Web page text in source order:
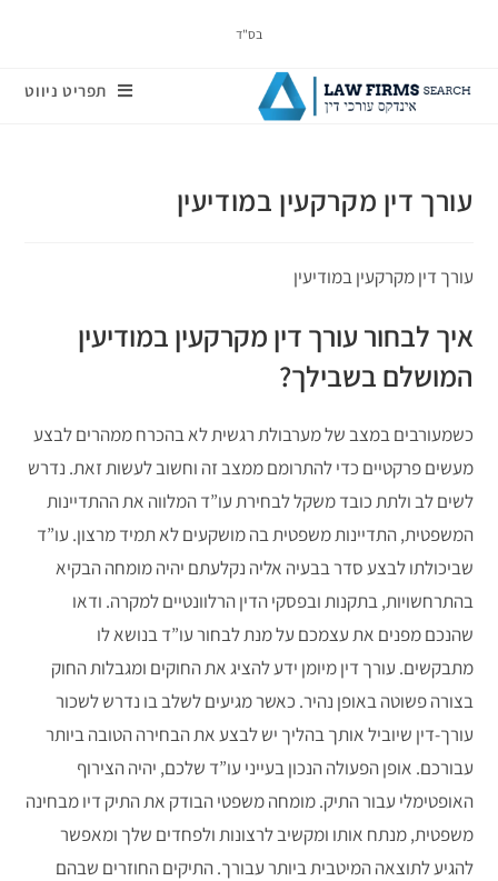
בס"ד
תפריט ניווט
עורך דין מקרקעין במודיעין
עורך דין מקרקעין במודיעין
איך לבחור עורך דין מקרקעין במודיעין
המושלם בשבילך?
כשמעורבים במצב של מערבולת רגשית לא בהכרח ממהרים לבצע
מעשים פרקטיים כדי להתרומם ממצב זה וחשוב לעשות זאת. נדרש
לשים לב ולתת כובד משקל לבחירת עו”ד המלווה את ההתדיינות
המשפטית, התדיינות משפטית בה מושקעים לא תמיד מרצון. עו”ד
שביכולתו לבצע סדר בבעיה אליה נקלעתם יהיה מומחה הבקיא
בהתרחשויות, בתקנות ובפסקי הדין הרלוונטיים למקרה. ודאו
שהנכם מפנים את עצמכם על מנת לבחור עו”ד בנושא לו
מתבקשים. עורך דין מיומן ידע להציג את החוקים ומגבלות החוק
בצורה פשוטה באופן נהיר. כאשר מגיעים לשלב בו נדרש לשכור
עורך-דין שיוביל אותך בהליך יש לבצע את הבחירה הטובה ביותר
עבורכם. אופן הפעולה הנכון בעייני עו”ד שלכם, יהיה הצירוף
האופטימלי עבור התיק. מומחה משפטי הבודק את התיק דיו מבחינה
משפטית, מנתח אותו ומקשיב לרצונות ולפחדים שלך ומאפשר
להגיע לתוצאה המיטבית ביותר עבורך. התיקים החוזרים שבהם